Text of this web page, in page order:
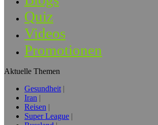
Quiz
Videos
Promotionen
Aktuelle Themen
Gesundheit
Iran
Reisen
Super League